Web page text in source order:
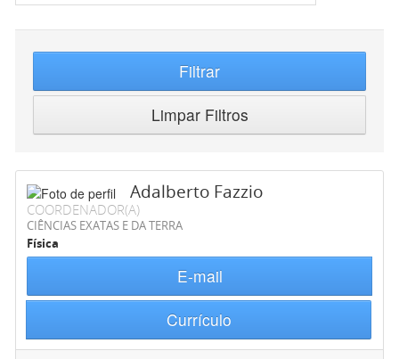
Filtrar
Limpar Filtros
Adalberto Fazzio
COORDENADOR(A)
CIÊNCIAS EXATAS E DA TERRA
Física
E-mail
Currículo